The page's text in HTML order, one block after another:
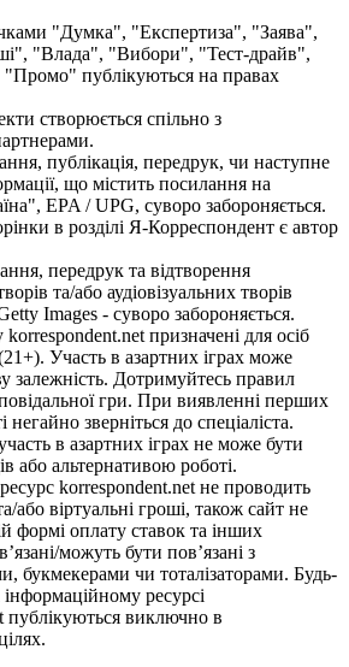
"Думка", "Експертиза", "Заява",
"Влада", "Вибори", "Тест-драйв",
публікуються на правах
створюється спільно з
публікація, передрук, чи наступне
що містить посилання на
EPA / UPG, суворо забороняється.
в розділі Я-Корреспондент є автор
передрук та відтворення
та/або аудіовізуальних творів
Images - суворо забороняється.
призначені для осіб
Участь в азартних іграх може
залежність. Дотримуйтесь правил
гри. При виявленні перших
негайно зверніться до спеціаліста.
в азартних іграх не може бути
або альтернативою роботі.
korrespondent.net не проводить
або віртуальні гроші, також сайт не
формі оплату ставок та інших
можуть бути пов’язані з
букмекерами чи тоталізаторами. Будь-
інформаційному ресурсі
публікуються виключно в